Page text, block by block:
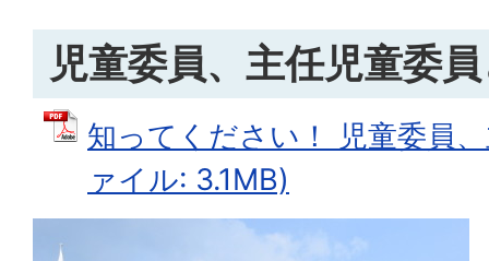
児童委員、主任児童委
知ってください！ 児童委員
ァイル: 3.1MB)